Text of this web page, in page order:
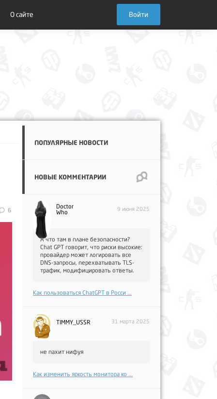
О сайте Войти
6
ПОПУЛЯРНЫЕ НОВОСТИ
НОВЫЕ КОММЕНТАРИИ
Doctor
Who
9 июня 2025
А что там в плане безопасности?
Chat GPT говорит, что риски высокие:
провайдер может логировать все
DNS-запросы, перехватывать TLS-
трафик, модифицировать ответы.
Как пользоваться ChatGPT в Росси ...
TIMMY_USSR 31 марта 2025
не пахит нифуя
Как изменить яркость монитора ко ...